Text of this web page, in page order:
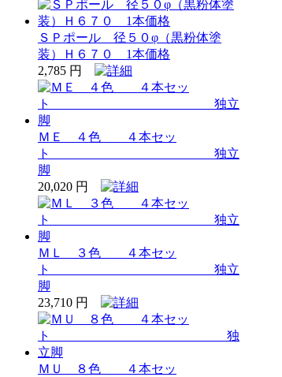
ＳＰポール 径５０φ（黒粉体塗
装）Ｈ６７０ 1本価格
2,785 円
ＭＥ ４色 ４本セッ
ト 独立
脚
20,020 円
ＭＬ ３色 ４本セッ
ト 独立
脚
23,710 円
ＭＵ ８色 ４本セッ